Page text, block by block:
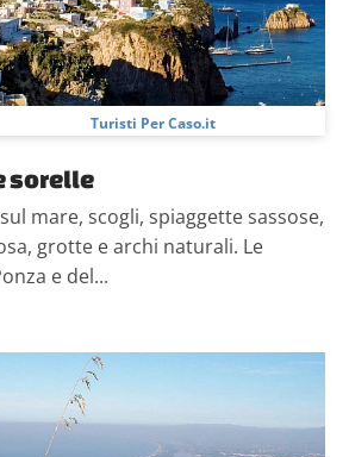
Turisti Per Caso.it
sorelle
mare, scogli, spiaggette sassose,
grotte e archi naturali. Le
e del...